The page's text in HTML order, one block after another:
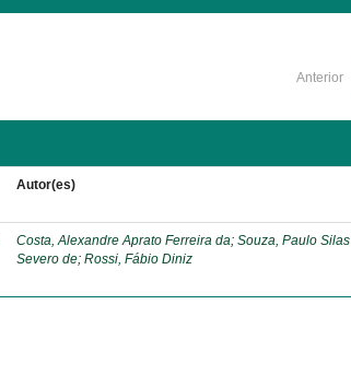
Anterior
Autor(es)
Costa, Alexandre Aprato Ferreira da;Souza, Paulo Silas
Severo de;Rossi, Fábio Diniz